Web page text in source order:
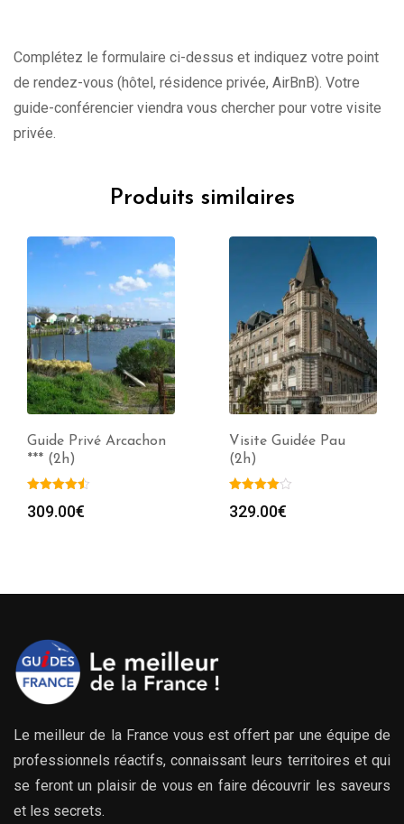
Complétez le formulaire ci-dessus et indiquez votre point
de rendez-vous (hôtel, résidence privée, AirBnB). Votre
guide-conférencier viendra vous chercher pour votre visite
privée.
Produits similaires
Guide Privé Arcachon
*** (2h)
309.00€
Visite Guidée Pau
(2h)
329.00€
Le meilleur de la France vous est offert par une équipe de
professionnels réactifs, connaissant leurs territoires et qui
se feront un plaisir de vous en faire découvrir les saveurs
et les secrets.